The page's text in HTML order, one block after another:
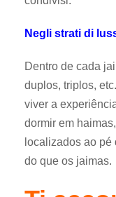
Negli strati di
Dentro de cada
duplos, triplos,
viver a
dormir em
localizados ao
do que os jaimas.